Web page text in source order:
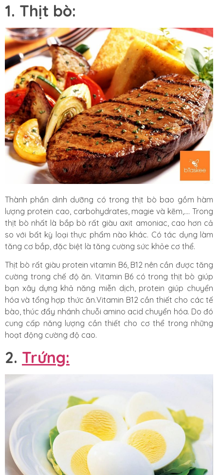
1. Thịt bò:
Thành phần dinh dưỡng có trong thịt bò bao gồm hàm
lượng protein cao, carbohydrates, magie và kẽm,…. Trong
thịt bò nhất là bắp bò rất giàu axit amoniac, cao hơn cả
so với bất kỳ loại thực phẩm nào khác. Có tác dụng làm
tăng cơ bắp, đặc biệt là tăng cường sức khỏe cơ thể.
Thịt bò rất giàu protein vitamin B6, B12 nên cần được tăng
cường trong chế độ ăn. Vitamin B6 có trong thịt bò giúp
bạn xây dựng khả năng miễn dịch, protein giúp chuyển
hóa và tổng hợp thức ăn.Vitamin B12 cần thiết cho các tế
bào, thúc đẩy nhánh chuỗi amino acid chuyển hóa. Do đó
cung cấp năng lượng cần thiết cho cơ thể trong những
hoạt động cường độ cao.
2. Trứng: